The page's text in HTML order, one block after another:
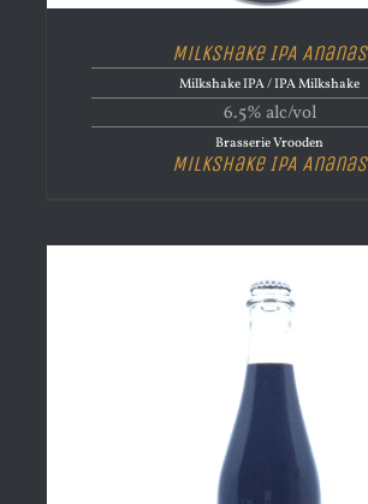
Milkshake IPA Ananas
Milkshake IPA / IPA Milkshake
6.5% alc/vol
Brasserie Vrooden
Milkshake IPA Ananas